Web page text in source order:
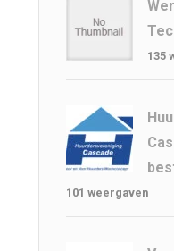
135
101 weergaven